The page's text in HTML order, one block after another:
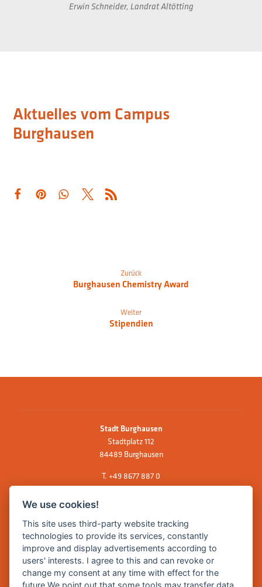
Erwin Schneider, Landrat Altötting
Aktuelles vom Campus
Burghausen
Zurück
Burghausen Chemistry Award
Weiter
Stipendien
Stadt Burghausen
Stadtplatz 112
84489 Burghausen
T. +49 8677 887 0
E Mail:
Zentrale Webseite der Stadt Burghausen:
www.burghausen.de
We use cookies!
This site uses third-party website tracking
technologies to provide its services, constantly
improve and display advertisements according to
users' interests. I agree to this and can revoke or
change my consent at any time with effect for the